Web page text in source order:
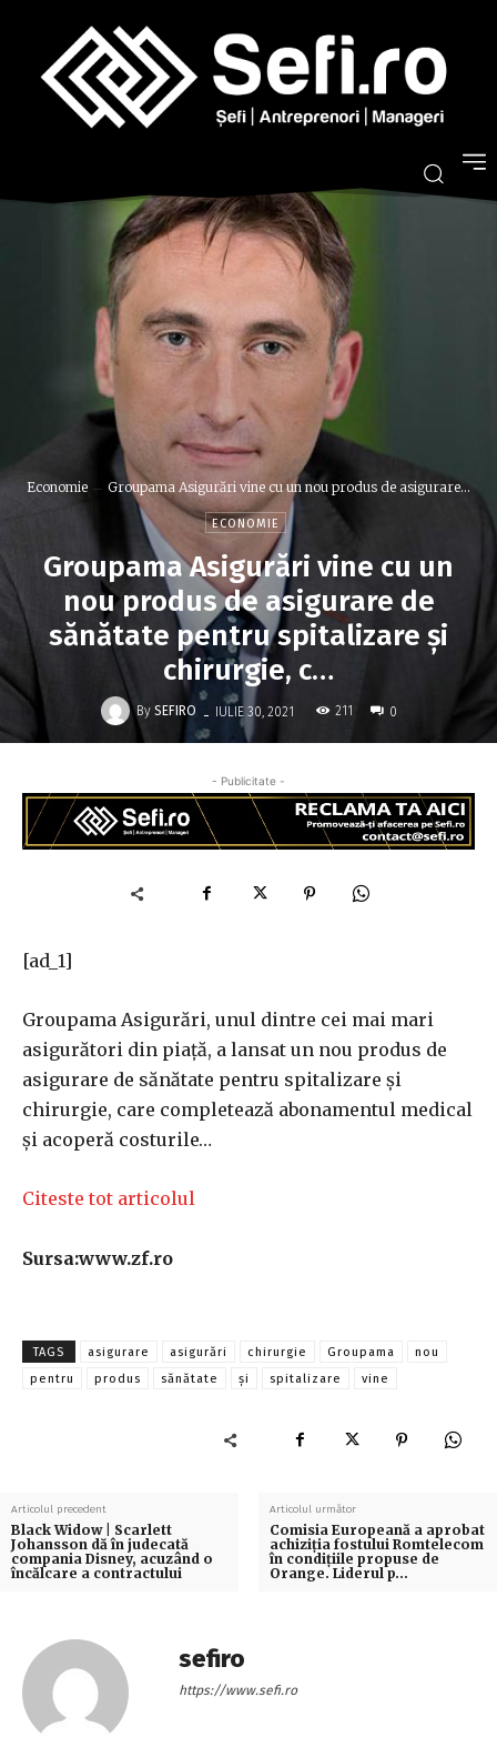
Economie Groupama Asigurări vine cu un nou produs de asigurare...
ECONOMIE
Groupama Asigurări vine cu un
nou produs de asigurare de
sănătate pentru spitalizare şi
chirurgie, c…
By SEFIRO - IULIE 30, 2021 211 0
- Publicitate -
[ad_1]
Groupama Asigurări, unul dintre cei mai mari
asigurători din piaţă, a lansat un nou produs de
asigurare de sănătate pentru spitalizare şi
chirurgie, care completează abonamentul medical
şi acoperă costurile…
Citeste tot articolul
Sursa:www.zf.ro
TAGS asigurare asigurări chirurgie Groupama
nou
pentru
produs sănătate și spitalizare vine
Articolul precedent
Black Widow | Scarlett
Johansson dă în judecată
compania Disney, acuzând o
încălcare a contractului
Articolul următor
Comisia Europeană a aprobat
achiziţia fostului Romtelecom
în condiţiile propuse de
Orange. Liderul p…
sefiro
https://www.sefi.ro